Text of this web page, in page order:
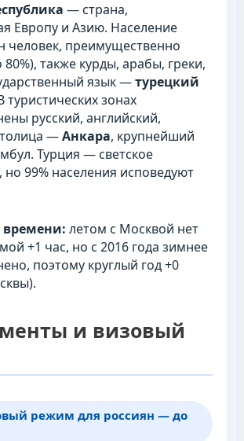
— страна,
Европу и Азию. Население
человек, преимущественно
80%), также курды, арабы, греки,
язык —турецкий
туристических зонах
русский, английский,
—Анкара, крупнейший
Турция — светское
но 99% населения исповедуют
времени: летом с Москвой нет
+1 час, но с 2016 года зимнее
поэтому круглый год +0
и визовый
режим для россиян — до